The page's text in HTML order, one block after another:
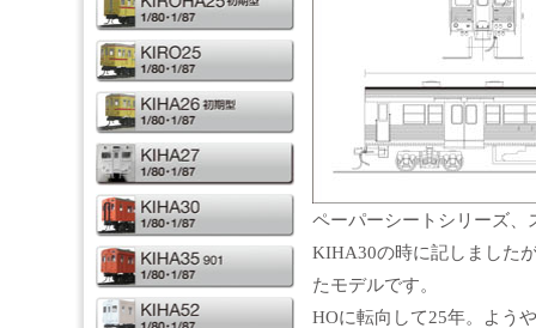
ペーパーシートシリーズ、
KIHA30の時に記しました
たモデルです。
HOに転向して25年。よう